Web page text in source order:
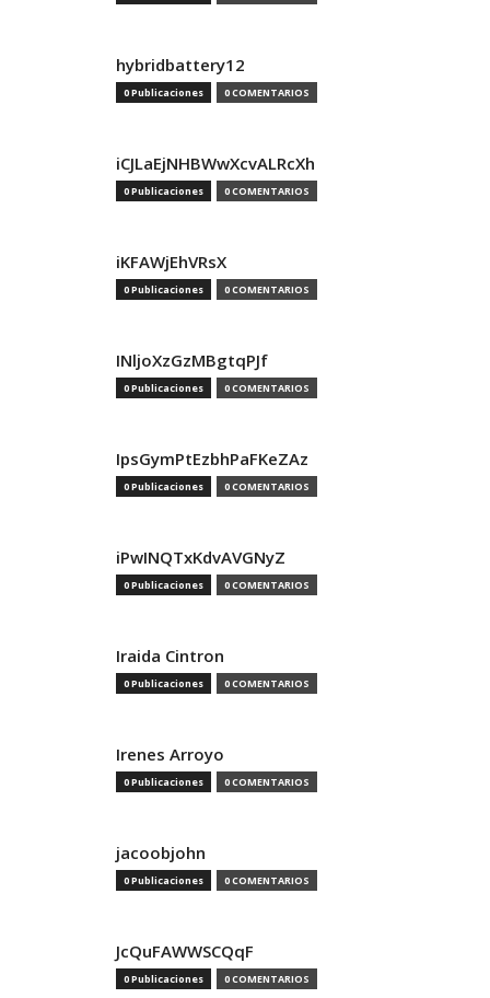
hybridbattery12
0 Publicaciones 0 COMENTARIOS
iCJLaEjNHBWwXcvALRcXh
0 Publicaciones 0 COMENTARIOS
iKFAWjEhVRsX
0 Publicaciones 0 COMENTARIOS
INljoXzGzMBgtqPJf
0 Publicaciones 0 COMENTARIOS
IpsGymPtEzbhPaFKeZAz
0 Publicaciones 0 COMENTARIOS
iPwINQTxKdvAVGNyZ
0 Publicaciones 0 COMENTARIOS
Iraida Cintron
0 Publicaciones 0 COMENTARIOS
Irenes Arroyo
0 Publicaciones 0 COMENTARIOS
jacoobjohn
0 Publicaciones 0 COMENTARIOS
JcQuFAWWSCQqF
0 Publicaciones 0 COMENTARIOS